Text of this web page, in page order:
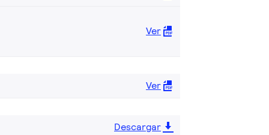
Ver
Ver
Descargar